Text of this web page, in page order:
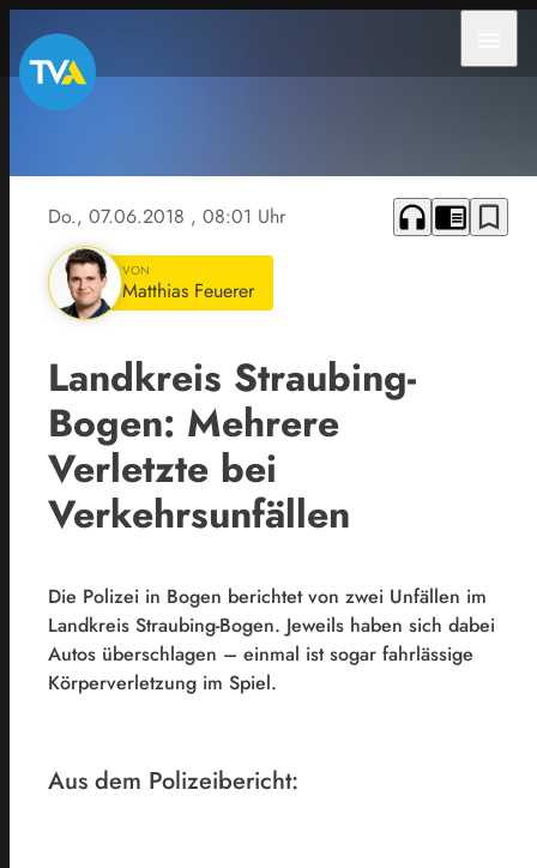
Do., 07.06.2018 , 08:01 Uhr headphones chrome_reader_mode bookmark_border
VON
Matthias Feuerer
Landkreis Straubing-
Bogen: Mehrere
Verletzte bei
Verkehrsunfällen
Die Polizei in Bogen berichtet von zwei Unfällen im
Landkreis Straubing-Bogen. Jeweils haben sich dabei
Autos überschlagen – einmal ist sogar fahrlässige
Körperverletzung im Spiel.
Aus dem Polizeibericht: